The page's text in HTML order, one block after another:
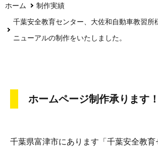
ホーム
制作実績
千葉安全教育センター、大佐和自動車教習所
ニューアルの制作をいたしました。
ホームページ制作承ります！
千葉県富津市にあります「千葉安全教育